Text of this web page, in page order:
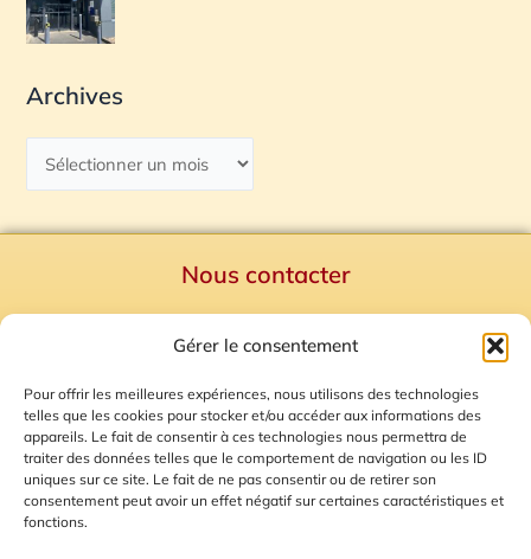
Gérer le consentement
Pour offrir les meilleures expériences, nous utilisons des technologies
telles que les cookies pour stocker et/ou accéder aux informations des
appareils. Le fait de consentir à ces technologies nous permettra de
traiter des données telles que le comportement de navigation ou les ID
uniques sur ce site. Le fait de ne pas consentir ou de retirer son
consentement peut avoir un effet négatif sur certaines caractéristiques et
fonctions.
Archives
Nous contacter
Mentions Légales
Plan du site
Gestion des Cookies